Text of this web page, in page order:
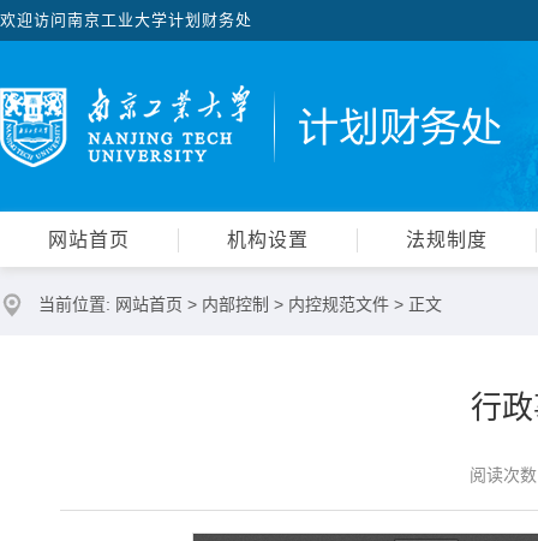
欢迎访问南京工业大学计划财务处
网站首页 机构设置 法规制度
当前位置: 网站首页 > 内部控制 > 内控规范文件 > 正文
行
阅读次